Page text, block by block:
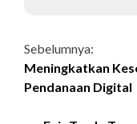
Continue
Reading
Sebelumnya:
Meningkatkan
Pendanaan Digital